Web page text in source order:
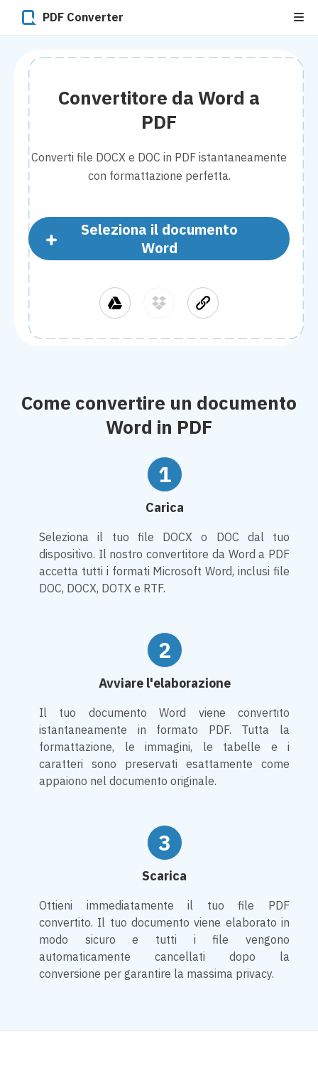
PDF Converter
Convertitore da Word a
PDF
Converti file DOCX e DOC in PDF istantaneamente
con formattazione perfetta.
Seleziona il documento
Word
Come convertire un documento
Word in PDF
1
Carica
Seleziona il tuo file DOCX o DOC dal tuo
dispositivo. Il nostro convertitore da Word a PDF
accetta tutti i formati Microsoft Word, inclusi file
DOC, DOCX, DOTX e RTF.
2
Avviare l'elaborazione
Il tuo documento Word viene convertito
istantaneamente in formato PDF. Tutta la
formattazione, le immagini, le tabelle e i
caratteri sono preservati esattamente come
appaiono nel documento originale.
3
Scarica
Ottieni immediatamente il tuo file PDF
convertito. Il tuo documento viene elaborato in
modo sicuro e tutti i file vengono
automaticamente cancellati dopo la
conversione per garantire la massima privacy.